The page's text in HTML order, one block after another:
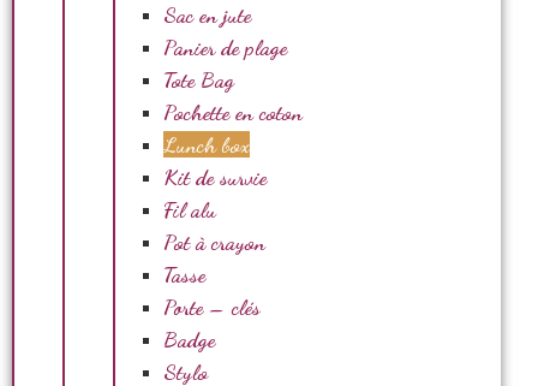
Sac en jute
Panier de plage
Tote Bag
Pochette en coton
Lunch box
Kit de survie
Fil alu
Pot à crayon
Tasse
Porte – clés
Badge
Stylo